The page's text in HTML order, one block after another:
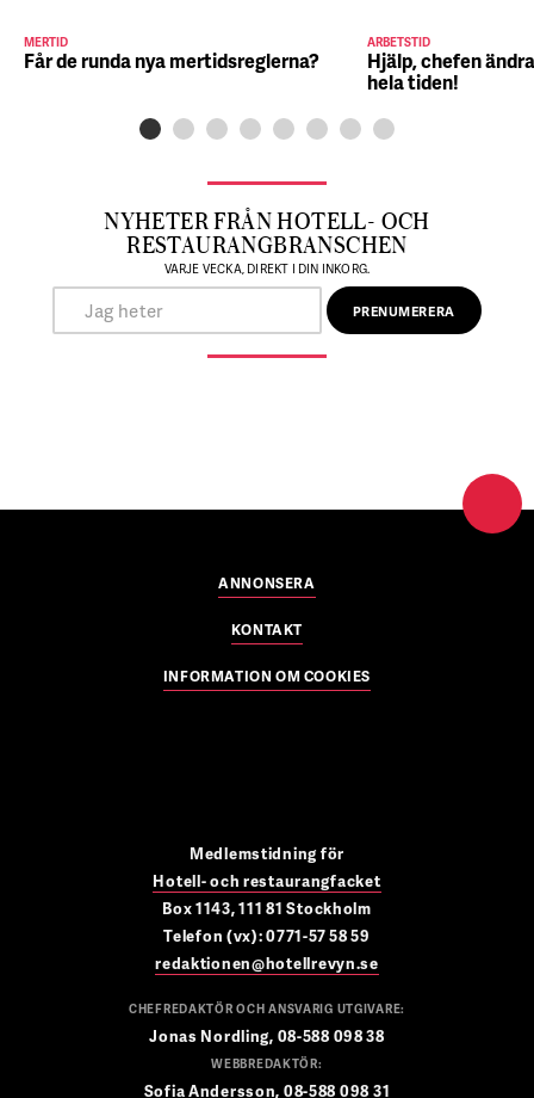
MERTID
Får de runda nya mertidsreglerna?
ARBETSTID
Hjälp, chefen
hela tiden!
NYHETER FRÅN HOTELL- OCH
RESTAURANGBRANSCHEN
VARJE VECKA, DIREKT I DIN INKORG.
ANNONSERA
KONTAKT
INFORMATION OM COOKIES
Medlemstidning för
Hotell- och restaurangfacket
Box 1143, 111 81 Stockholm
Telefon (vx): 0771-57 58 59
redaktionen@hotellrevyn.se
CHEFREDAKTÖR OCH ANSVARIG UTGIVARE:
Jonas Nordling, 08-588 098 38
WEBBREDAKTÖR:
Sofia Andersson, 08-588 098 31